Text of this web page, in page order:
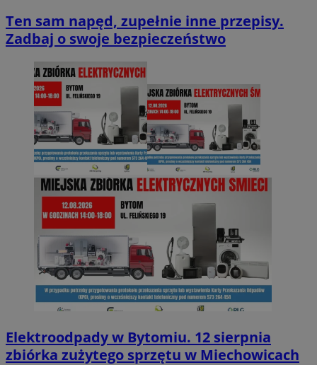
Ten sam napęd, zupełnie inne przepisy.
Zadbaj o swoje bezpieczeństwo
Elektroodpady w Bytomiu. 12 sierpnia
zbiórka zużytego sprzętu w Miechowicach